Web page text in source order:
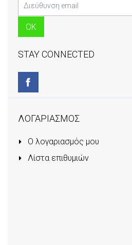
STAY CONNECTED
ΛΟΓΑΡΙΑΣΜΟΣ
Ο λογαριασμός μου
Λίστα επιθυμιών